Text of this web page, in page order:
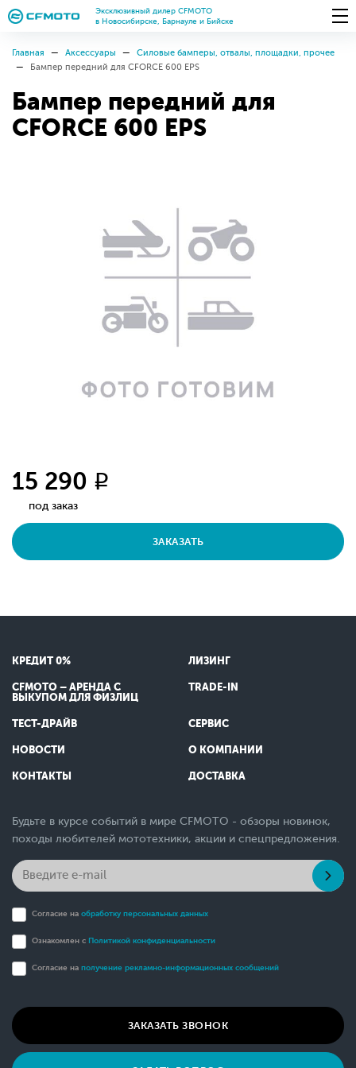
Эксклюзивный дилер CFMOTO
в Новосибирске, Барнауле и Бийске
Главная Аксессуары
Силовые бамперы, отвалы, площадки, прочее
Бампер передний для CFORCE 600 EPS
Бампер передний для
CFORCE 600 EPS
15 290 q
под заказ
ЗАКАЗАТЬ
КРЕДИТ 0% ЛИЗИНГ
CFMOTO – АРЕНДА С
ВЫКУПОМ ДЛЯ ФИЗЛИЦ
TRADE-IN
ТЕСТ-ДРАЙВ СЕРВИС
НОВОСТИ О КОМПАНИИ
КОНТАКТЫ ДОСТАВКА
Будьте в курсе событий в мире CFMOTO - обзоры новинок,
походы любителей мототехники, акции и спецпредложения.
Согласие на обработку персональных данных
Ознакомлен с Политикой конфиденциальности
Согласие на получение рекламно-информационных сообщений
ЗАКАЗАТЬ ЗВОНОК